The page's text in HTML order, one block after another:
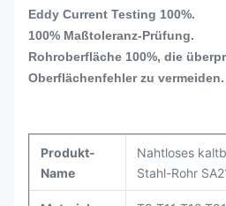
Eddy Current Testing 100%.
100% Maßtoleranz-Prüfung.
Rohroberfläche 100%, die
Oberflächenfehler zu vermeiden.
Produkt-
Name
Nahtloses
Stahl-Rohr